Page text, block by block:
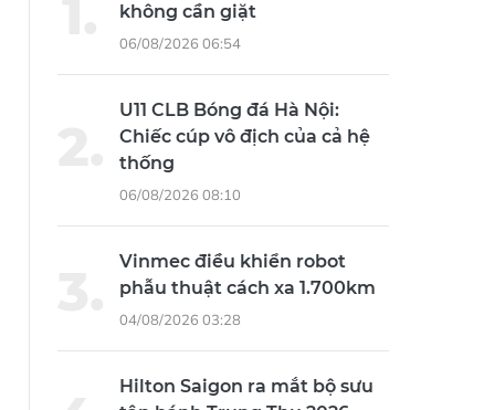
không cần giặt
06/08/2026 06:54
U11 CLB Bóng đá Hà Nội:
Chiếc cúp vô địch của cả hệ
thống
06/08/2026 08:10
Vinmec điều khiển robot
phẫu thuật cách xa 1.700km
04/08/2026 03:28
Hilton Saigon ra mắt bộ sưu